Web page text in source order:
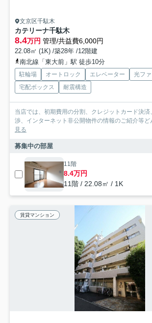
文京区千駄木
カテリーナ千駄木
8.4万円 管理/共益費6,000円
22.08㎡ (1K) /築28年 /12階建
南北線「東大前」駅 徒歩10分
駐輪場 オートロック エレベーター
光フ
宅配ボックス
耐震構造
当店では、初期費用の分割、クレジットカード決
渉、インターネット非公開物件の情報のご紹介等ど
見る
募集中の部屋
11階
8.4万円
11階 / 22.08㎡ / 1K
賃貸マンション